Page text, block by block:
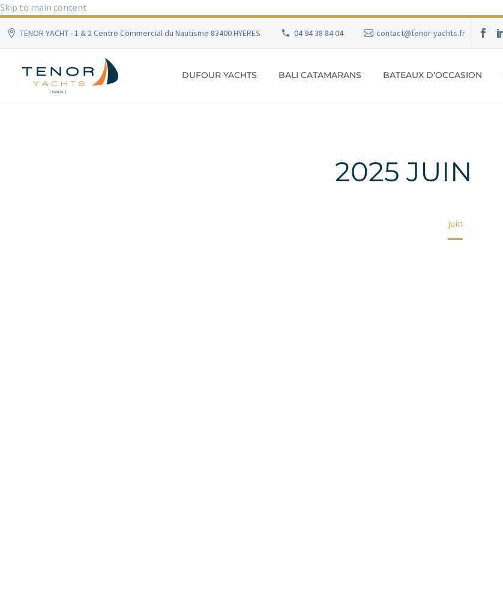
Skip to main content
TENOR YACHT - 1 & 2 Centre Commercial du Nautisme 83400 HYERES 04 94 38 84 04 contact@tenor-yachts.fr
DUFOUR YACHTS BALI CATAMARANS BATEAUX D’OCCASION
2025 JUIN
juin